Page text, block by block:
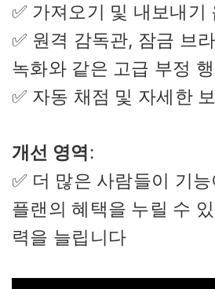
✅ 가져오기 및 내보내기
✅ 원격 감독관, 잠금 브
녹화와 같은 고급 부정
✅ 자동 채점 및 자세한
개선 영역:
✅ 더 많은 사람들이 기
플랜의 혜택을 누릴 수
력을 늘립니다